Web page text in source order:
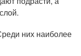
них наиболее